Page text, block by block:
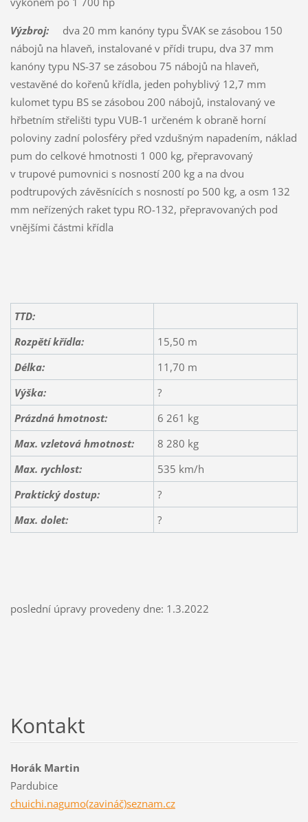
Výzbroj:dva 20 mm kanóny typu ŠVAK se zásobou 150
nábojů na hlaveň, instalované v přídi trupu, dva 37 mm
kanóny typu NS-37 se zásobou 75 nábojů na hlaveň,
vestavěné do kořenů křídla, jeden pohyblivý 12,7 mm
kulomet typu BS se zásobou 200 nábojů, instalovaný ve
hřbetním střelišti typu VUB-1 určeném k obraně horní
poloviny zadní polosféry před vzdušným napadením, náklad
pum do celkové hmotnosti 1 000 kg, přepravovaný
v trupové pumovnici s nosností 200 kg a na dvou
podtrupových závěsnících s nosností po 500 kg, a osm 132
mm neřízených raket typu RO-132, přepravovaných pod
vnějšími částmi křídla
TTD:
Rozpětí křídla:
15,50 m
Délka:
11,70 m
Výška:
?
Prázdná hmotnost:
6 261 kg
Max. vzletová hmotnost:
8 280 kg
Max. rychlost:
535 km/h
Praktický dostup:
?
Max. dolet:
?
poslední úpravy provedeny dne: 1.3.2022
Kontakt
Horák Martin
Pardubice
chuichi.nagumo(zavináč)seznam.cz